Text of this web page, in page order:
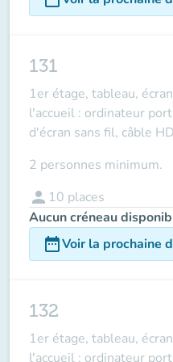
131
1er étage, tableau,
l'accueil : ordinateur
d'écran sans fil, câble
2 personnes minimum.
person 10 places
Aucun créneau
date_rangeVoir la prochaine
132
1er étage, tableau,
l'accueil : ordinateur